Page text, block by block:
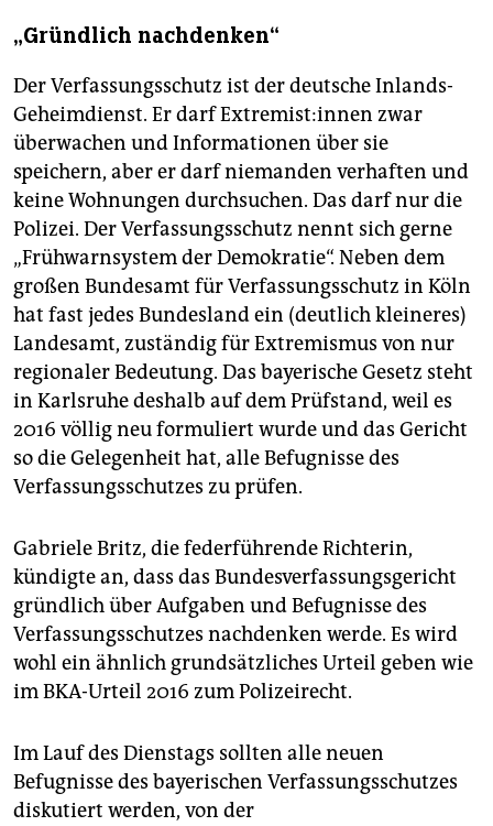
„Gründlich nachdenken“
Der Verfassungsschutz ist der deutsche Inlands-
Geheimdienst. Er darf Ex­tre­mis­t:in­nen zwar
überwachen und Informationen über sie
speichern, aber er darf niemanden verhaften und
keine Wohnungen durchsuchen. Das darf nur die
Polizei. Der Verfassungsschutz nennt sich gerne
„Frühwarnsystem der Demokratie“. Neben dem
großen Bundesamt für Verfassungsschutz in Köln
hat fast jedes Bundesland ein (deutlich kleineres)
Landesamt, zuständig für Extremismus von nur
regionaler Bedeutung. Das bayerische Gesetz steht
in Karlsruhe deshalb auf dem Prüfstand, weil es
2016 völlig neu formuliert wurde und das Gericht
so die Gelegenheit hat, alle Befugnisse des
Verfassungsschutzes zu prüfen.
Gabriele Britz, die federführende Richterin,
kündigte an, dass das Bundesverfassungsgericht
gründlich über Aufgaben und Befugnisse des
Verfassungsschutzes nachdenken werde. Es wird
wohl ein ähnlich grundsätzliches Urteil geben wie
im BKA-Urteil 2016 zum Polizeirecht.
Im Lauf des Dienstags sollten alle neuen
Befugnisse des bayerischen Verfassungsschutzes
diskutiert werden, von der